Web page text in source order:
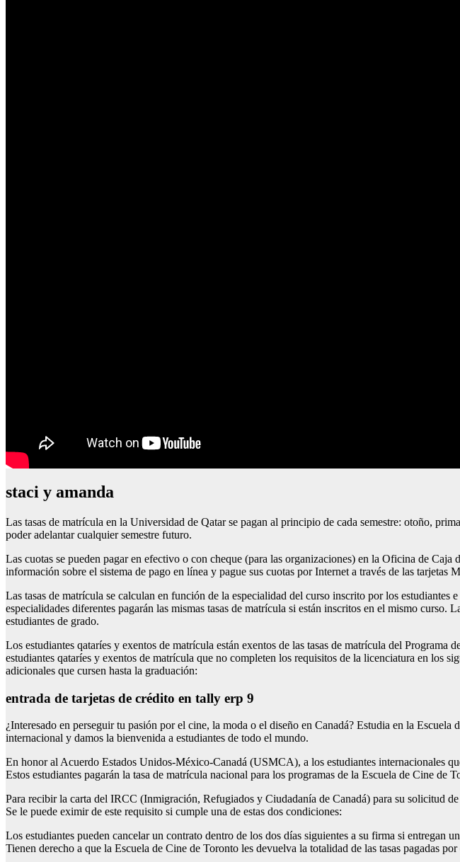
staci y amanda
Las tasas de matrícula en la Universidad de Qatar se pagan al principio de cada semestre: otoño,
poder adelantar cualquier semestre futuro.
Las cuotas se pueden pagar en efectivo o con cheque (para las organizaciones) en la Oficina de
información sobre el sistema de pago en línea y pague sus cuotas por Internet a través de las tarjetas
Las tasas de matrícula se calculan en función de la especialidad del curso inscrito por los
especialidades diferentes pagarán las mismas tasas de matrícula si están inscritos en el mismo
estudiantes de grado.
Los estudiantes qataríes y exentos de matrícula están exentos de las tasas de matrícula del
estudiantes qataríes y exentos de matrícula que no completen los requisitos de la licenciatura en los
adicionales que cursen hasta la graduación:
entrada de tarjetas de crédito en tally erp 9
¿Interesado en perseguir tu pasión por el cine, la moda o el diseño en Canadá? Estudia en la
internacional y damos la bienvenida a estudiantes de todo el mundo.
En honor al Acuerdo Estados Unidos-México-Canadá (USMCA), a los estudiantes internacionales
Estos estudiantes pagarán la tasa de matrícula nacional para los programas de la Escuela de Cine de
Para recibir la carta del IRCC (Inmigración, Refugiados y Ciudadanía de Canadá) para su solicitud
Se le puede eximir de este requisito si cumple una de estas dos condiciones:
Los estudiantes pueden cancelar un contrato dentro de los dos días siguientes a su firma si
Tienen derecho a que la Escuela de Cine de Toronto les devuelva la totalidad de las tasas pagadas